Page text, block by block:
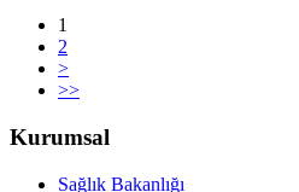
1
2
>
>>
Kurumsal
Sağlık Bakanlığı